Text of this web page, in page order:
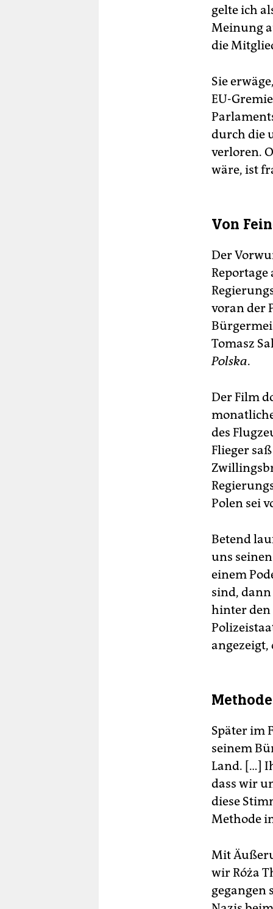
gelte ich
Meinung
die
Sie
EU-
durch die
verloren.
wäre, ist
Von
Der
voran der
Tomasz
Polska.
Der Film
des
Flieger
Polen sei
Betend
uns
einem
sind, dann
hinter den
Später im
seinem
Land. […]
dass wir
diese
Methode
Mit
wir Róża
gegangen